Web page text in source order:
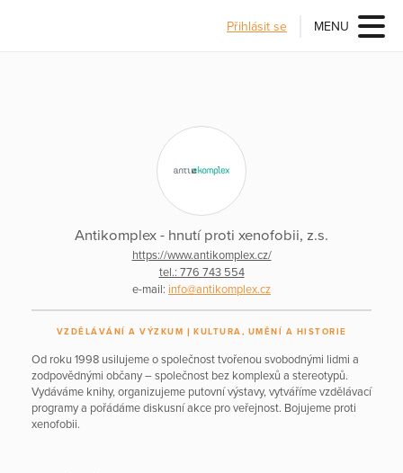
Přihlásit se MENU
Antikomplex - hnutí proti xenofobii, z.s.
https://www.antikomplex.cz/
tel.: 776 743 554
e-mail: info@antikomplex.cz
VZDĚLÁVÁNÍ A VÝZKUM KULTURA, UMĚNÍ A HISTORIE
Od roku 1998 usilujeme o společnost tvořenou svobodnými lidmi a
zodpovědnými občany – společnost bez komplexů a stereotypů.
Vydáváme knihy, organizujeme putovní výstavy, vytváříme vzdělávací
programy a pořádáme diskusní akce pro veřejnost. Bojujeme proti
xenofobii.